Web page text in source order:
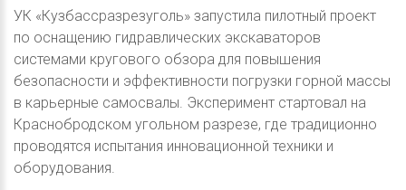
УК «Кузбассразрезуголь» запустила пилотный проект
по оснащению гидравлических экскаваторов
системами кругового обзора для повышения
безопасности и эффективности погрузки горной массы
в карьерные самосвалы. Эксперимент стартовал на
Краснобродском угольном разрезе, где традиционно
проводятся испытания инновационной техники и
оборудования.